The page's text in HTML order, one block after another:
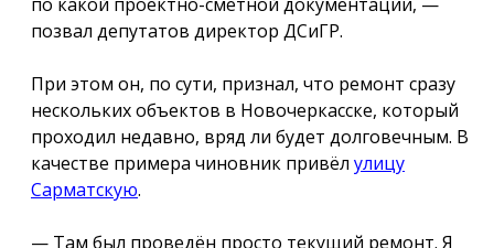
по какой проектно-сметной документации, —
позвал депутатов директор ДСиГР.
При этом он, по сути, признал, что ремонт сразу
нескольких объектов в Новочеркасске, который
проходил недавно, вряд ли будет долговечным. В
качестве примера чиновник привёл улицу
Сарматскую.
— Там был проведён просто текущий ремонт. Я